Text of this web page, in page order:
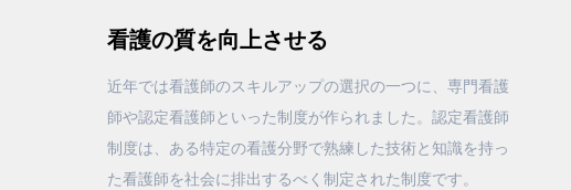
看護の質を向上させる
近年では看護師のスキルアップの選択の一つに、専門看護
師や認定看護師といった制度が作られました。認定看護師
制度は、ある特定の看護分野で熟練した技術と知識を持っ
た看護師を社会に排出するべく制定された制度です。